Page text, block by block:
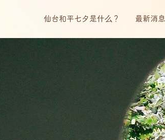
仙台和平七夕是什么？ 最新消息